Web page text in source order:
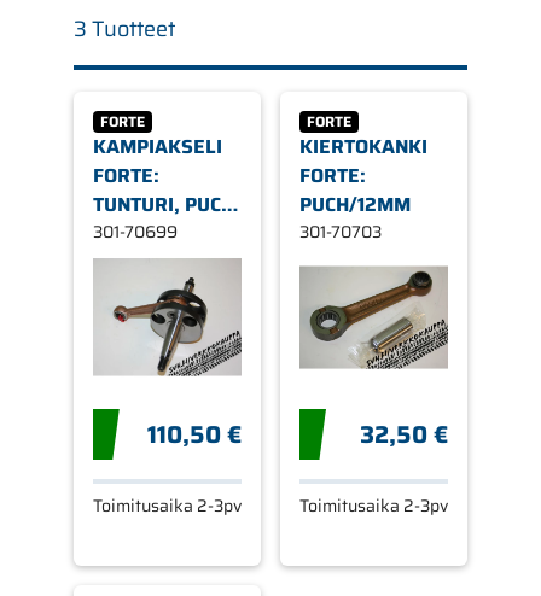
3 Tuotteet
FORTE
KAMPIAKSELI
FORTE:
TUNTURI, PUCH
VS50LF
301-70699
110,50 €
Toimitusaika 2-3pv
FORTE
KIERTOKANKI
FORTE:
PUCH/12MM
301-70703
32,50 €
Toimitusaika 2-3pv